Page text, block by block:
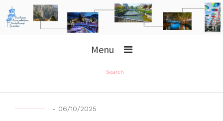
Menu
Search
- 06/10/2025